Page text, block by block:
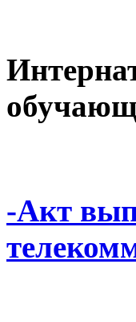
-Акт